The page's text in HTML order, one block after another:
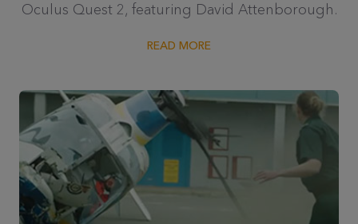
Oculus Quest 2, featuring David Attenborough.
READ MORE